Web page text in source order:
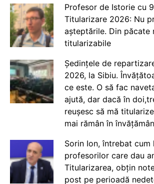
Profesor de Istorie cu
Titularizare 2026: Nu
așteptările. Din păcate
titularizabile
Ședințele de
2026, la Sibiu.
ce este. O să fac
ajută, dar dacă în
reușesc să mă
mai rămân în
Sorin Ion, întrebat cum
profesorilor care dau
Titularizarea, obțin
post pe perioadă